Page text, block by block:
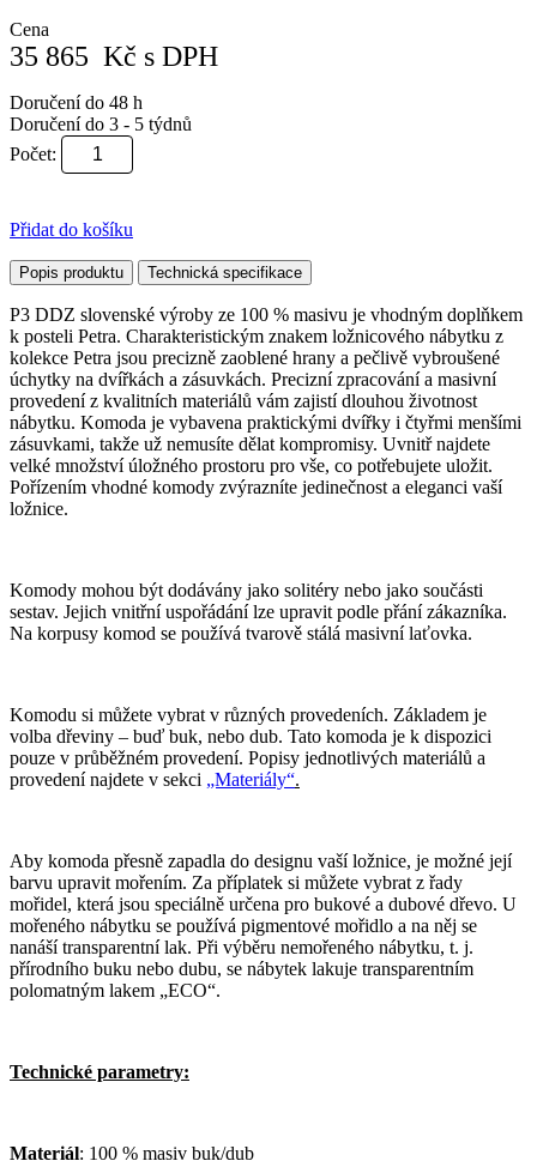
Cena
35 865 Kč s DPH
Doručení do 48 h
Doručení do 3 - 5 týdnů
Počet:
Přidat do košíku
Popis produktu Technická specifikace
P3 DDZ slovenské výroby ze 100 % masivu je vhodným doplňkem
k posteli Petra. Charakteristickým znakem ložnicového nábytku z
kolekce Petra jsou precizně zaoblené hrany a pečlivě vybroušené
úchytky na dvířkách a zásuvkách. Precizní zpracování a masivní
provedení z kvalitních materiálů vám zajistí dlouhou životnost
nábytku. Komoda je vybavena praktickými dvířky i čtyřmi menšími
zásuvkami, takže už nemusíte dělat kompromisy. Uvnitř najdete
velké množství úložného prostoru pro vše, co potřebujete uložit.
Pořízením vhodné komody zvýrazníte jedinečnost a eleganci vaší
ložnice.
Komody mohou být dodávány jako solitéry nebo jako součásti
sestav. Jejich vnitřní uspořádání lze upravit podle přání zákazníka.
Na korpusy komod se používá tvarově stálá masivní laťovka.
Komodu si můžete vybrat v různých provedeních. Základem je
volba dřeviny – buď buk, nebo dub. Tato komoda je k dispozici
pouze v průběžném provedení. Popisy jednotlivých materiálů a
provedení najdete v sekci „Materiály“.
Aby komoda přesně zapadla do designu vaší ložnice, je možné její
barvu upravit mořením. Za příplatek si můžete vybrat z řady
mořidel, která jsou speciálně určena pro bukové a dubové dřevo. U
mořeného nábytku se používá pigmentové mořidlo a na něj se
nanáší transparentní lak. Při výběru nemořeného nábytku, t. j.
přírodního buku nebo dubu, se nábytek lakuje transparentním
polomatným lakem „ECO“.
Technické parametry:
Materiál: 100 % masiv buk/dub